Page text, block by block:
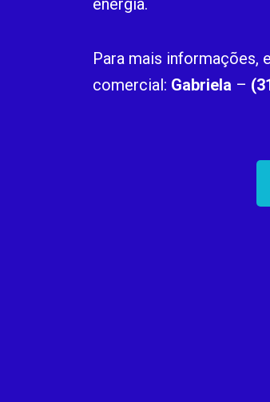
energia.
Para mais informações,
comercial: Gabriela –